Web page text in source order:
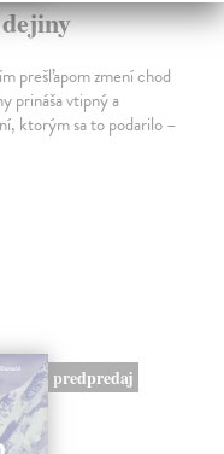
prešľapom zmení chod
prináša vtipný a
ktorým sa to podarilo –
predpredaj